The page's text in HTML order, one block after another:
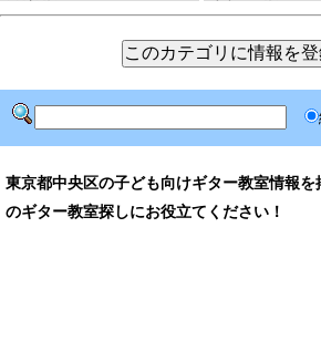
東京都中央区の子ども向けギター教室情報
のギター教室探しにお役立てください！